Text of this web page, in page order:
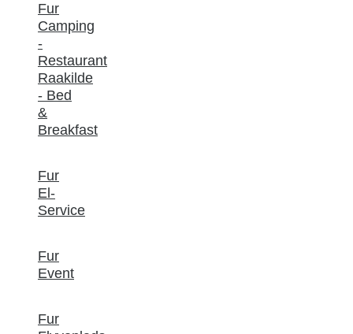
Fur
Camping
-
Restaurant
Raakilde
- Bed
&
Breakfast
Fur
El-
Service
Fur
Event
Fur